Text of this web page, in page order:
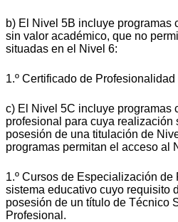
b) El Nivel 5B incluye programas
sin valor académico, que no
situadas en el Nivel 6:
1.º Certificado de Profesionalidad
c) El Nivel 5C incluye programas
profesional para cuya realización
posesión de una titulación de
programas permitan el acceso al
1.º Cursos de Especialización de
sistema educativo cuyo requisito
posesión de un título de Técnico
Profesional.